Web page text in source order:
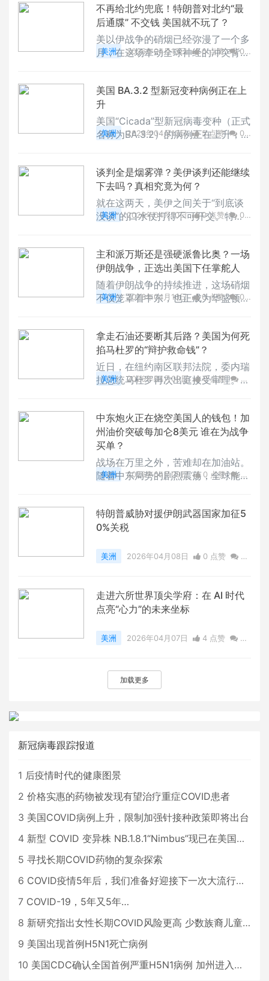
不再给北约兜底！特朗普对北约“最
后通牒” 不交钱 美国就不玩了？
美以伊战争的硝烟已经弥漫了一个多
月，在这场牵动全球神经的冲突背
前公布的《国家安全战略》和《国防
战略》，就会发现一切早有端倪：美
国已经厌倦了长期深陷中东的泥潭，
他们真正渴望的是尽快完成“战略收
美洲 2026年04月13日 0 点赞
0
美国 BA.3.2 型新冠变种病例正在上
升
美国“Cicada”型新冠病毒变种（正式
名称为BA.3.2）的病例正在上升，尽
美国疾病控制与预防中心（CDC）
的《发病率和死亡率周报》报道，这
种变种病毒已在至少23个国家被发
现。
美洲 2026年04月13日 5 点赞
0
谈判全是烟雾弹？美伊谈判还能继续
下去吗？真相究竟为何？
就在这两天，美伊之间关于“到底谈
没谈”的口水仗打得不可开交。特朗
协议草案。但伊朗那边的回应却非常
冷淡，直接公开否认，说美国在自导
自演，所谓的和谈进展根本就是“烟
雾弹”。
美洲 2026年04月10日 0 点赞
0
主和派万斯还是强硬派鲁比奥？一场
伊朗战争，正选出美国下任掌舵人
随着伊朗战争的持续推进，这场硝烟
不仅笼罩着中东，也正成为华盛顿权
美洲 2026年04月10日 0 点赞
0
拿走石油还要断其后路？美国为何死
掐马杜罗的“辩护救命钱”？
近日，在纽约南区联邦法院，委内瑞
拉总统马杜罗再次出庭接受审理。此
美洲 2026年04月09日 0 点赞
0
中东炮火正在烧空美国人的钱包！加
州油价突破每加仑8美元 谁在为战争
买单？
战场在万里之外，苦难却在加油站。
随着中东局势的剧烈震荡，全球能源
美洲 2026年04月09日 0 点赞
0
特朗普威胁对援伊朗武器国家加征5
0%关税
美洲 2026年04月08日 0 点赞
0
走进六所世界顶尖学府：在 AI 时代
点亮“心力”的未来坐标
美洲 2026年04月07日 4 点赞
0
加载更多
新冠病毒跟踪报道
1 后疫情时代的健康图景
2 价格实惠的药物被发现有望治疗重症COVID患者
3 美国COVID病例上升，限制加强针接种政策即将出台
4 新型 COVID 变异株 NB.1.8.1“Nimbus”现已在美国占据主导地位
5 寻找长期COVID药物的复杂探索
6 COVID疫情5年后，我们准备好迎接下一次大流行了吗？
7 COVID-19，5年又5年…
8 新研究指出女性长期COVID风险更高 少数族裔儿童存在差异
9 美国出现首例H5N1死亡病例
10 美国CDC确认全国首例严重H5N1病例 加州进入紧急状态